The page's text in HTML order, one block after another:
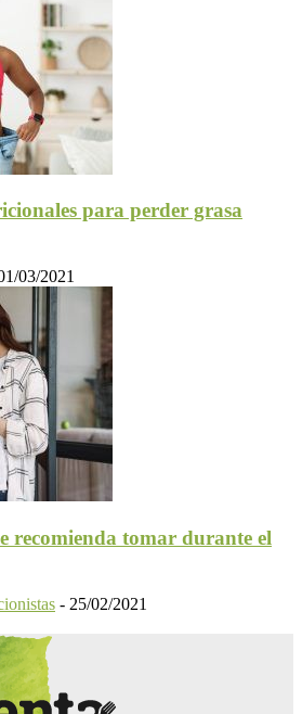
para perder grasa
03/2021
recomienda tomar durante el
- 25/02/2021